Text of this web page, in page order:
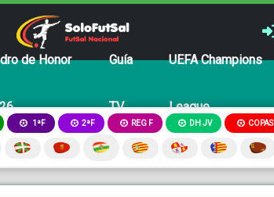
de Honor Guía
TV
UEFA Champions
League
1ªF 2ªF REG F DH JV COPAS